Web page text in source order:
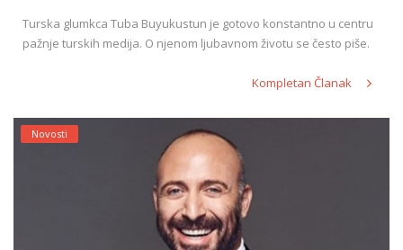
Turska glumkca Tuba Buyukustun je gotovo konstantno u centru
pažnje turskih medija. O njenom ljubavnom životu se često piše.
Kompletan Članak
Novosti